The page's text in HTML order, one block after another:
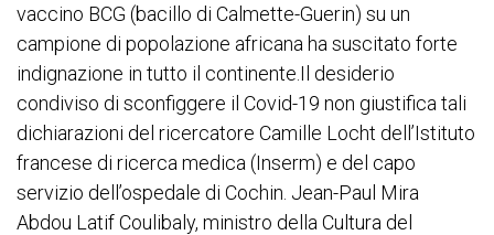
vaccino BCG (bacillo di Calmette-Guerin) su un
campione di popolazione africana ha suscitato forte
indignazione in tutto il continente.Il desiderio
condiviso di sconfiggere il Covid-19 non giustifica tali
dichiarazioni del ricercatore Camille Locht dell’Istituto
francese di ricerca medica (Inserm) e del capo
servizio dell’ospedale di Cochin. Jean-Paul Mira
Abdou Latif Coulibaly, ministro della Cultura del